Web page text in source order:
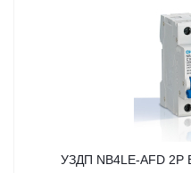
УЗДП NB4LE-AFD 2P